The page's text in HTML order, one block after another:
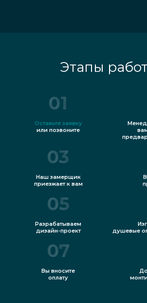
Этапы
01
Оставьте заявку
или позвоните
03
Наш замерщик
приезжает к вам
05
Разрабатываем
дизайн-проект
душевые
07
Вы вносите
оплату